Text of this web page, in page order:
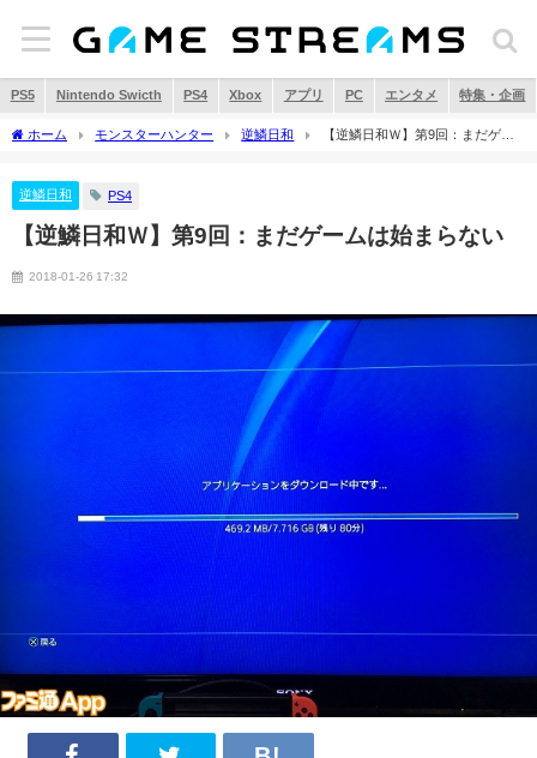
PS5 Nintendo Swicth PS4 Xbox アプリ PC エンタメ 特集・企画
ホーム モンスターハンター 逆鱗日和
【逆鱗日和Ｗ】第9回：まだゲー
逆鱗日和 PS4
【逆鱗日和Ｗ】第9回：まだゲームは始まらない
2018-01-26 17:32